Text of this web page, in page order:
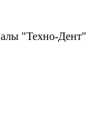
"Техно-Дент"